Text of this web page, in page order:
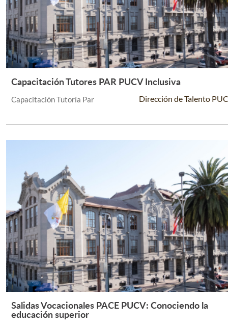
Leer Más +
Capacitación Tutores PAR PUCV Inclusiva
Capacitación Tutoría Par Dirección de Talento
Leer Más +
Salidas Vocacionales PACE PUCV: Conociendo la
educación superior